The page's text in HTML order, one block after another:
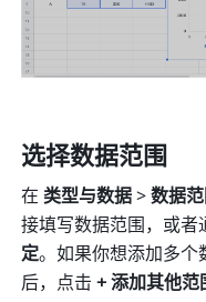
选择数据范围
在 类型与数据 > 数据
接填写数据范围，或
定。如果你想添加多个
后，点击 + 添加其他